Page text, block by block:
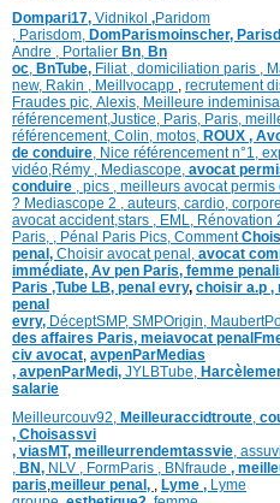
Dompari17, Vidnikol ,Paridom
, Parisdom, DomParismoinscher,
Andre , Portalier Bn, Bn
oc, BnTube, Filiat, domiciliation paris ,
new, Rakin , Meillvocapp , recrutement
Fraudes pic, Alexis, Meilleure inde
référencement,Justice, Paris, Paris,
référencement, Colin, motos, ROUX ,
de conduire, Nice référencement n°1,
vidéo,Rémy , Mediascope, avocat
conduire , pics , meilleurs avocat permis
? Mediascope 2 , auteurs, cardio, corpore
avocat accident,stars , EML, Rénovation
Paris, , Pénal Paris Pics, Comment
penal, Choisir avocat penal, avocat
immédiate, Av pen Paris, femme
Paris ,Tube LB, penal evry, choisir a.p ,
penal
evry, DéceptSMP, SMPOrigin,
des affaires Paris, meiavocat
civ avocat, avpenParMedias
, avpenParMedi, JYLBTube,
salarie
Meilleurcouv92, Meilleuraccidtroute,
, Choisassvi
, viasMT, meilleurrendemtassvie,
, BN, NLV , FormParis , BNfraude ,
paris,meilleur penal, , Lyme , Lyme